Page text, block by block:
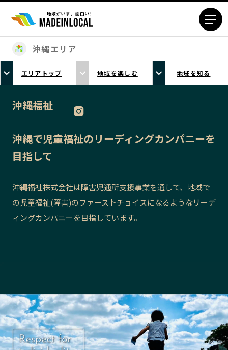
エリアから探す
北海道エリア
青森エリア
岩手エリア
栃木エリア
群馬エリア
埼玉エリア
神奈川エリア
新潟エリア
富山エリア
石川エリア
福井エリア
北摂エリア
堺・泉州エリア
河内エリア
兵庫エリア
奈良エリア
和歌山エリア
沖縄エリア
エリアトップ 地域を楽しむ 地域を知る
沖縄福祉
沖縄で児童福祉のリーディングカンパニーを
目指して
沖縄福祉株式会社は障害児通所支援事業を通して、地域で
の児童福祉(障害)のファーストチョイスになるようなリーデ
ィングカンパニーを目指しています。